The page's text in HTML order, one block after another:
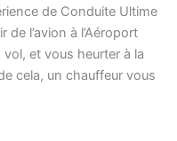
de Conduite Ultime
l’avion à l’Aéroport
et vous heurter à la
cela, un chauffeur vous